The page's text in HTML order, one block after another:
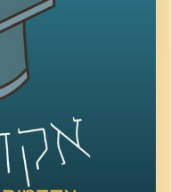
ושימושים לא
צדדים בעיתיים
קרדיט תמונות: